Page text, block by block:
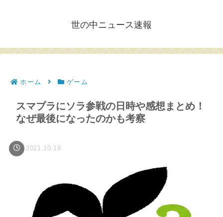
世の中ニュース速報
ホーム ゲーム
スマブラにソラ参戦の日時や感想まとめ！
なぜ最後になったのかも考察
2021.10.19